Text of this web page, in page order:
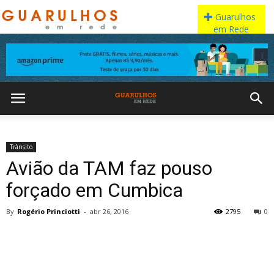
Trânsito
Avião da TAM faz pouso
forçado em Cumbica
By Rogério Princiotti - abr 26, 2016 0
2795